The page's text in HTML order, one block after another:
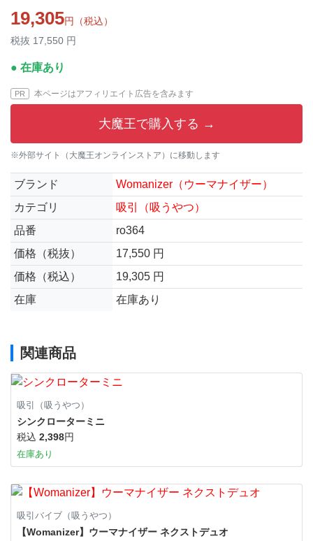
19,305円（税込）
税抜 17,550 円
● 在庫あり
PR 本ページはアフィリエイト広告を含みます
大魔王で購入する →
※外部サイト（大魔王オンラインストア）に移動します
ブランド
Womanizer（ウーマナイザー）
カテゴリ
吸引（吸うやつ）
品番
ro364
価格（税抜）
17,550 円
価格（税込）
19,305 円
在庫
在庫あり
関連商品
吸引（吸うやつ）
シンクローターミニ
税込 2,398円
在庫あり
吸引バイブ（吸うやつ）
【Womanizer】ウーマナイザー ネクストデュオ